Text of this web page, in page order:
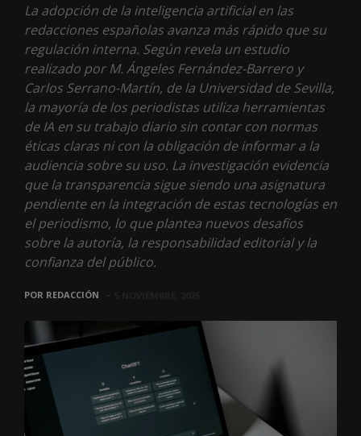
La adopción de la inteligencia artificial en las
redacciones españolas avanza más rápido que su
regulación interna. Según revela un estudio
realizado por M. Ángeles Fernández-Barrero y
Carlos Serrano-Martín, de la Universidad de Sevilla,
la mayoría de los periodistas utiliza herramientas
de IA en su trabajo diario sin contar con normas
éticas claras ni con la obligación de informar a la
audiencia sobre su uso. La investigación evidencia
que la transparencia sigue siendo una asignatura
pendiente en la integración de estas tecnologías en
el periodismo, lo que plantea nuevos desafíos
sobre la autoría, la responsabilidad editorial y la
confianza del público.
POR REDACCIÓN